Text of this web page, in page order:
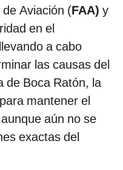
Aviación (FAA) y
en el
a cabo
las causas del
de Boca Ratón, la
mantener el
aún no se
exactas del